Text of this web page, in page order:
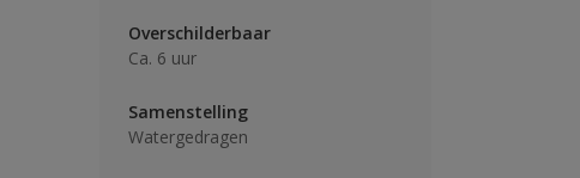
Overschilderbaar
Ca. 6 uur
Samenstelling
Watergedragen